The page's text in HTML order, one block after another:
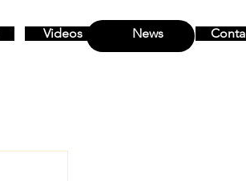
MENU
Videos News